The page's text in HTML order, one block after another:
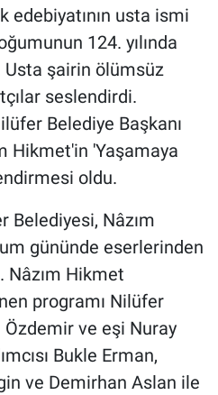
edebiyatının usta ismi
124. yılında
Usta şairin ölümsüz
seslendirdi.
Belediye Başkanı
Hikmet'in 'Yaşamaya
oldu.
Belediyesi, Nâzım
gününde eserlerinden
Nâzım Hikmet
programı Nilüfer
Özdemir ve eşi Nuray
Bukle Erman,
ve Demirhan Aslan ile